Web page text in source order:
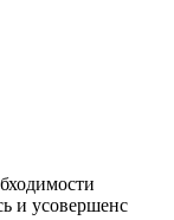
и усовершенс